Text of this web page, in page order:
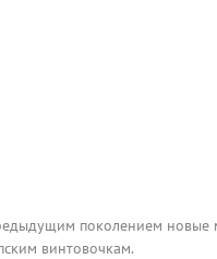
поколением новые
винтовочкам.